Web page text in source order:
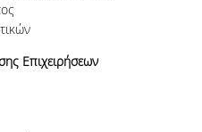
Επιχειρήσεων